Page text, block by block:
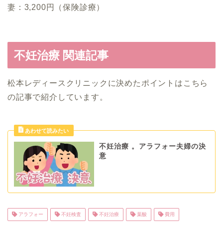
妻：3,200円（保険診療）
不妊治療 関連記事
松本レディースクリニックに決めたポイントはこちら
の記事で紹介しています。
不妊治療 。アラフォー夫婦の決
意
アラフォー 不妊検査 不妊治療 葉酸 費用